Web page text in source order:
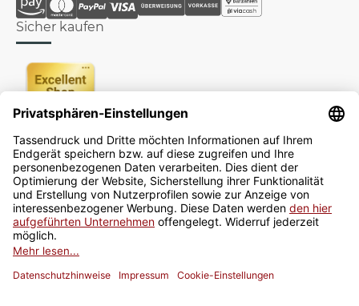
Sicher kaufen
Newsletter